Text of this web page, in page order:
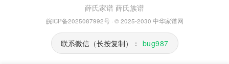
薛氏家谱 薛氏族谱
皖ICP备2025087992号· © 2025-2030 中华家谱网
联系微信（长按复制）： bug987